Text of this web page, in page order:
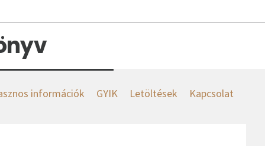
információk GYIK Letöltések Kapcsolat